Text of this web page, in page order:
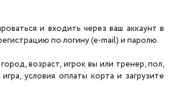
и входить через ваш аккаунт в
по логину (e-mail) и паролю.
возраст, игрок вы или тренер, пол,
условия оплаты корта и загрузите